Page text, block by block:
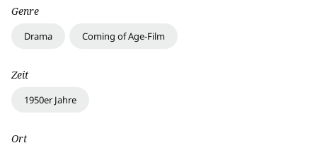
Genre
Drama Coming of Age-Film
Zeit
1950er Jahre
Ort